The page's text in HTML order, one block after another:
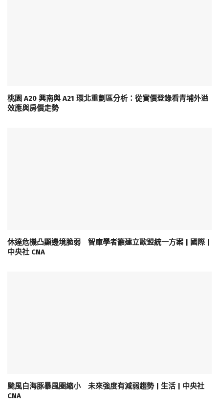
桃園 A20 興南與 A21 環北重劃區分析：從實價登錄看青埔外溢
效應與房價走勢
休達危機凸顯邊境脆弱 智庫學者籲建立歐盟統一方案 | 國際 |
中央社 CNA
颱風白海豚暴風圈縮小 未來強度有減弱趨勢 | 生活 | 中央社
CNA